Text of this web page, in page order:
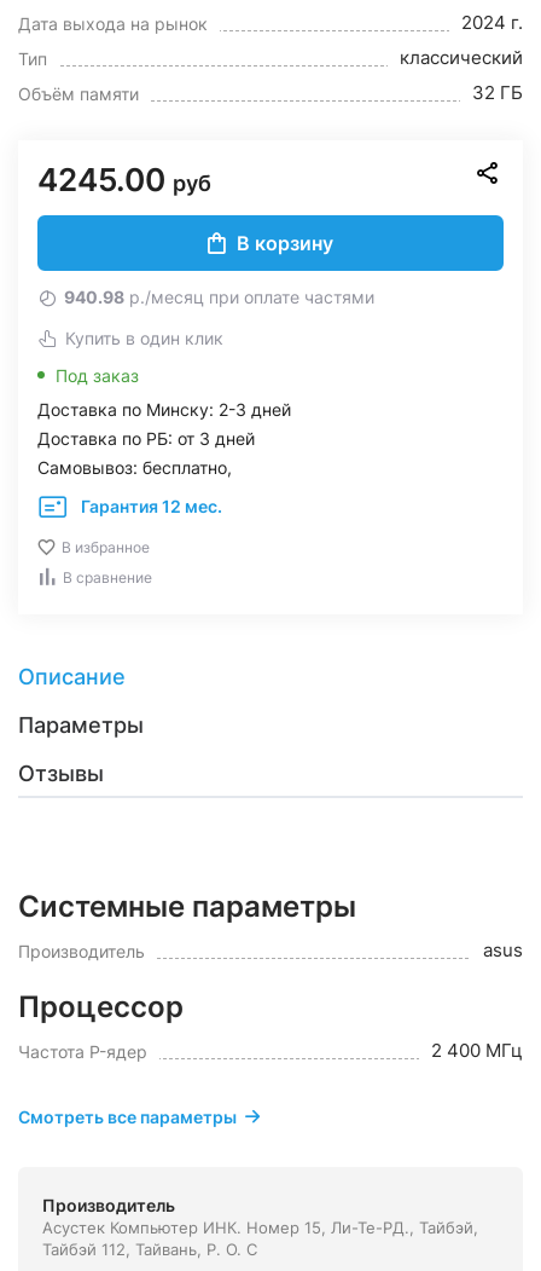
Дата выхода на рынок 2024 г.
Тип классический
Объём памяти 32 ГБ
4245.00 руб
В корзину
940.98 р./месяц при оплате частями
Купить в один клик
Под заказ
Доставка по Минску: 2-3 дней
Доставка по РБ: от 3 дней
Самовывоз: бесплатно,
Гарантия 12 мес.
В избранное
В сравнение
Описание
Параметры
Отзывы
Системные параметры
Производитель asus
Процессор
Частота P-ядер 2 400 МГц
Смотреть все параметры
Производитель
Асустек Компьютер ИНК. Номер 15, Ли-Те-РД., Тайбэй,
Тайбэй 112, Тайвань, Р. О. С